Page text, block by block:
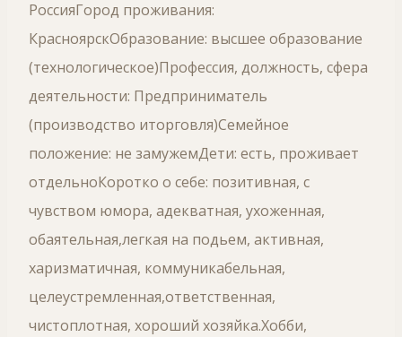
РоссияГород проживания:
КрасноярскОбразование: высшее образование
(технологическое)Профессия, должность, сфера
деятельности: Предприниматель
(производство иторговля)Семейное
положение: не замужемДети: есть, проживает
отдельноКоротко о себе: позитивная, с
чувством юмора, адекватная, ухоженная,
обаятельная,легкая на подьем, активная,
харизматичная, коммуникабельная,
целеустремленная,ответственная,
чистоплотная, хороший хозяйка.Хобби,